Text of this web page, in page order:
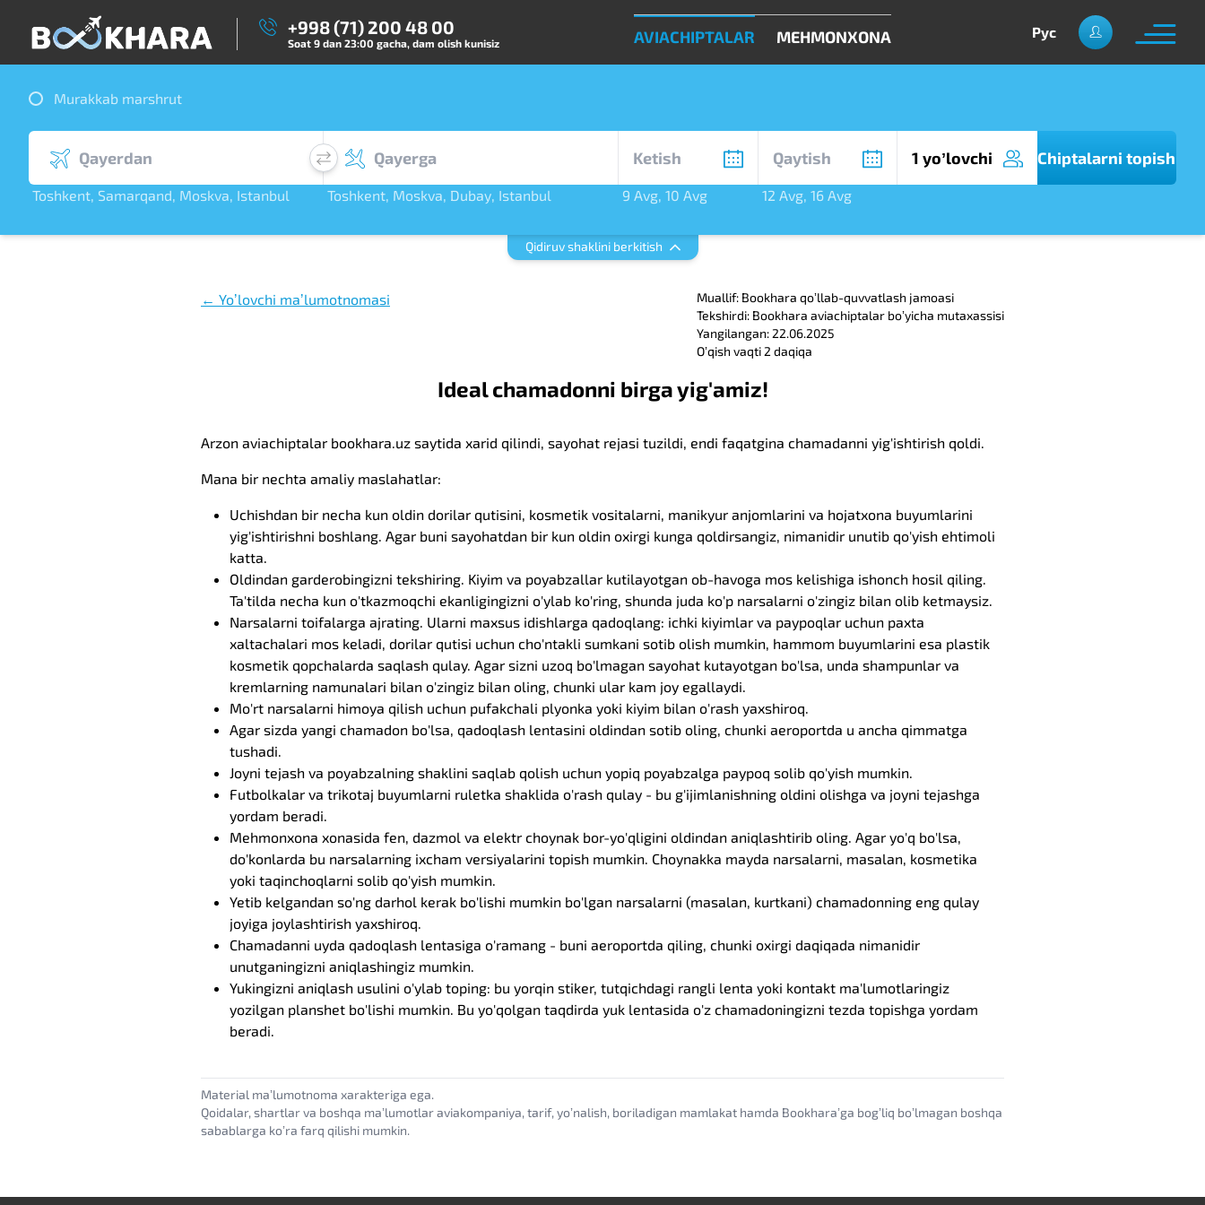
+998 (71) 200 48 00
Soat 9 dan 23:00 gacha, dam olish kunisiz AVIACHIPTALAR MEHMONXONA Рус
Murakkab marshrut
Toshkent, Samarqand, Moskva, Istanbul
Toshkent, Moskva, Dubay, Istanbul
9 Avg,10 Avg 12 Avg, 16 Avg
1 yoʼlovchi Chiptalarni topish
Qidiruv shaklini berkitish
← Yoʼlovchi maʼlumotnomasi
Muallif: Bookhara qoʼllab-quvvatlash jamoasi
Tekshirdi: Bookhara aviachiptalar boʼyicha mutaxassisi
Yangilangan: 22.06.2025
Oʼqish vaqti 2 daqiqa
Ideal chamadonni birga yig'amiz!
Arzon aviachiptalar bookhara.uz saytida xarid qilindi, sayohat rejasi tuzildi, endi faqatgina chamadanni yig'ishtirish qoldi.
Mana bir nechta amaliy maslahatlar:
Uchishdan bir necha kun oldin dorilar qutisini, kosmetik vositalarni, manikyur anjomlarini va hojatxona buyumlarini
yig'ishtirishni boshlang. Agar buni sayohatdan bir kun oldin oxirgi kunga qoldirsangiz, nimanidir unutib qo'yish ehtimoli
katta.
Oldindan garderobingizni tekshiring. Kiyim va poyabzallar kutilayotgan ob-havoga mos kelishiga ishonch hosil qiling.
Ta'tilda necha kun o'tkazmoqchi ekanligingizni o'ylab ko'ring, shunda juda ko'p narsalarni o'zingiz bilan olib ketmaysiz.
Narsalarni toifalarga ajrating. Ularni maxsus idishlarga qadoqlang: ichki kiyimlar va paypoqlar uchun paxta
xaltachalari mos keladi, dorilar qutisi uchun cho'ntakli sumkani sotib olish mumkin, hammom buyumlarini esa plastik
kosmetik qopchalarda saqlash qulay. Agar sizni uzoq bo'lmagan sayohat kutayotgan bo'lsa, unda shampunlar va
kremlarning namunalari bilan o'zingiz bilan oling, chunki ular kam joy egallaydi.
Mo'rt narsalarni himoya qilish uchun pufakchali plyonka yoki kiyim bilan o'rash yaxshiroq.
Agar sizda yangi chamadon bo'lsa, qadoqlash lentasini oldindan sotib oling, chunki aeroportda u ancha qimmatga
tushadi.
Joyni tejash va poyabzalning shaklini saqlab qolish uchun yopiq poyabzalga paypoq solib qo'yish mumkin.
Futbolkalar va trikotaj buyumlarni ruletka shaklida o'rash qulay - bu g'ijimlanishning oldini olishga va joyni tejashga
yordam beradi.
Mehmonxona xonasida fen, dazmol va elektr choynak bor-yo'qligini oldindan aniqlashtirib oling. Agar yo'q bo'lsa,
do'konlarda bu narsalarning ixcham versiyalarini topish mumkin. Choynakka mayda narsalarni, masalan, kosmetika
yoki taqinchoqlarni solib qo'yish mumkin.
Yetib kelgandan so'ng darhol kerak bo'lishi mumkin bo'lgan narsalarni (masalan, kurtkani) chamadonning eng qulay
joyiga joylashtirish yaxshiroq.
Chamadanni uyda qadoqlash lentasiga o'ramang - buni aeroportda qiling, chunki oxirgi daqiqada nimanidir
unutganingizni aniqlashingiz mumkin.
Yukingizni aniqlash usulini o'ylab toping: bu yorqin stiker, tutqichdagi rangli lenta yoki kontakt ma'lumotlaringiz
yozilgan planshet bo'lishi mumkin. Bu yo'qolgan taqdirda yuk lentasida o'z chamadoningizni tezda topishga yordam
beradi.
Material maʼlumotnoma xarakteriga ega.
Qoidalar, shartlar va boshqa maʼlumotlar aviakompaniya, tarif, yoʼnalish, boriladigan mamlakat hamda Bookharaʼga bogʼliq boʼlmagan boshqa
sabablarga koʼra farq qilishi mumkin.